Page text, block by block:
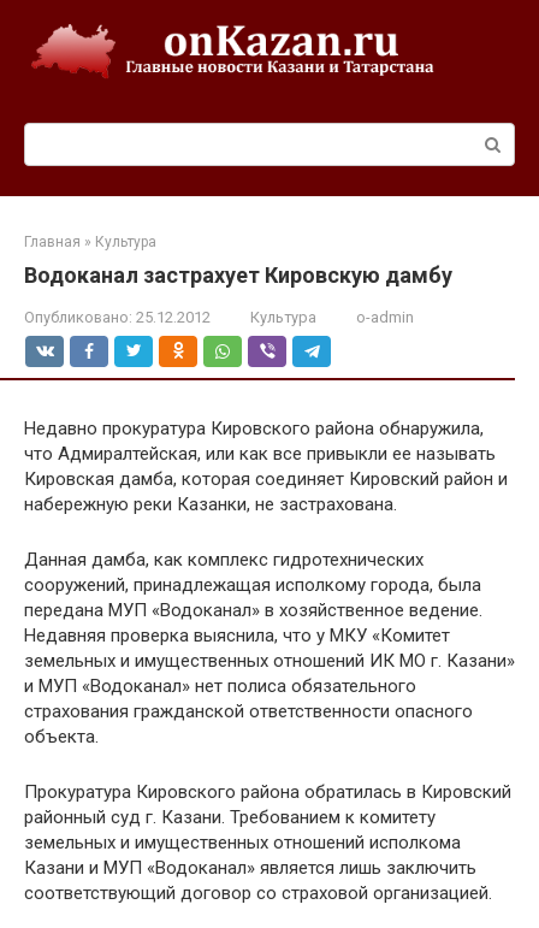
контенту
Главная » Культура
Водоканал застрахует Кировскую дамбу
Опубликовано: 25.12.2012 Культура o-admin
Недавно прокуратура Кировского района обнаружила,
что Адмиралтейская, или как все привыкли ее называть
Кировская дамба, которая соединяет Кировский район и
набережную реки Казанки, не застрахована.
Данная дамба, как комплекс гидротехнических
сооружений, принадлежащая исполкому города, была
передана МУП «Водоканал» в хозяйственное ведение.
Недавняя проверка выяснила, что у МКУ «Комитет
земельных и имущественных отношений ИК МО г. Казани»
и МУП «Водоканал» нет полиса обязательного
страхования гражданской ответственности опасного
объекта.
Прокуратура Кировского района обратилась в Кировский
районный суд г. Казани. Требованием к комитету
земельных и имущественных отношений исполкома
Казани и МУП «Водоканал» является лишь заключить
соответствующий договор со страховой организацией.